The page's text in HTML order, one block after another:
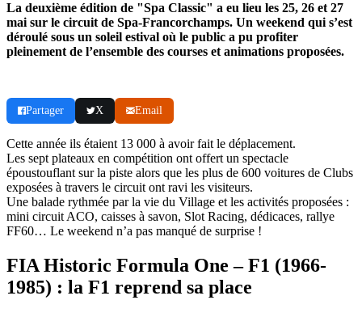
La deuxième édition de "Spa Classic" a eu lieu les 25, 26 et 27
mai sur le circuit de Spa-Francorchamps. Un weekend qui s’est
déroulé sous un soleil estival où le public a pu profiter
pleinement de l’ensemble des courses et animations proposées.
Partager X Email
Cette année ils étaient 13 000 à avoir fait le déplacement.
Les sept plateaux en compétition ont offert un spectacle
époustouflant sur la piste alors que les plus de 600 voitures de Clubs
exposées à travers le circuit ont ravi les visiteurs.
Une balade rythmée par la vie du Village et les activités proposées :
mini circuit ACO, caisses à savon, Slot Racing, dédicaces, rallye
FF60… Le weekend n’a pas manqué de surprise !
FIA Historic Formula One – F1 (1966-
1985) : la F1 reprend sa place